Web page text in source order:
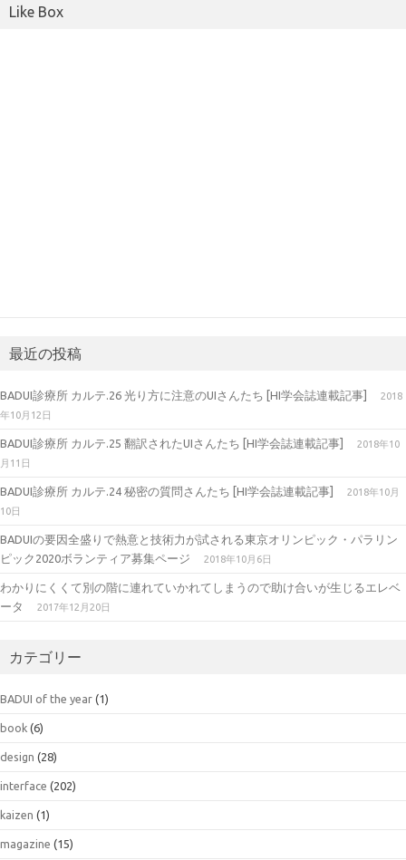
Like Box
最近の投稿
BADUI診療所 カルテ.26 光り方に注意のUIさんたち [HI学会誌連載記事]
2018
年10月12日
BADUI診療所 カルテ.25 翻訳されたUIさんたち [HI学会誌連載記事]
2018年10
月11日
BADUI診療所 カルテ.24 秘密の質問さんたち [HI学会誌連載記事]
2018年10月
10日
BADUIの要因全盛りで熱意と技術力が試される東京オリンピック・パラリン
ピック2020ボランティア募集ページ
2018年10月6日
わかりにくくて別の階に連れていかれてしまうので助け合いが生じるエレベ
ータ
2017年12月20日
カテゴリー
BADUI of the year (1)
book (6)
design (28)
interface (202)
kaizen (1)
magazine (15)